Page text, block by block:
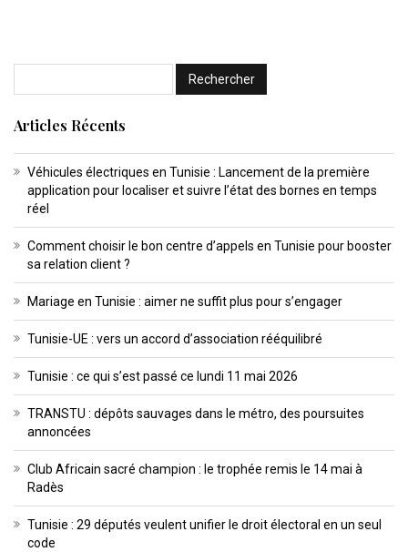
Articles Récents
Véhicules électriques en Tunisie : Lancement de la première
application pour localiser et suivre l’état des bornes en temps
réel
Comment choisir le bon centre d’appels en Tunisie pour booster
sa relation client ?
Mariage en Tunisie : aimer ne suffit plus pour s’engager
Tunisie-UE : vers un accord d’association rééquilibré
Tunisie : ce qui s’est passé ce lundi 11 mai 2026
TRANSTU : dépôts sauvages dans le métro, des poursuites
annoncées
Club Africain sacré champion : le trophée remis le 14 mai à
Radès
Tunisie : 29 députés veulent unifier le droit électoral en un seul
code